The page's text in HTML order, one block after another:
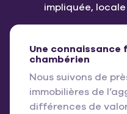
impliquée,
Une connaissance
chambérien
Nous suivons de
immobilières de
différences de